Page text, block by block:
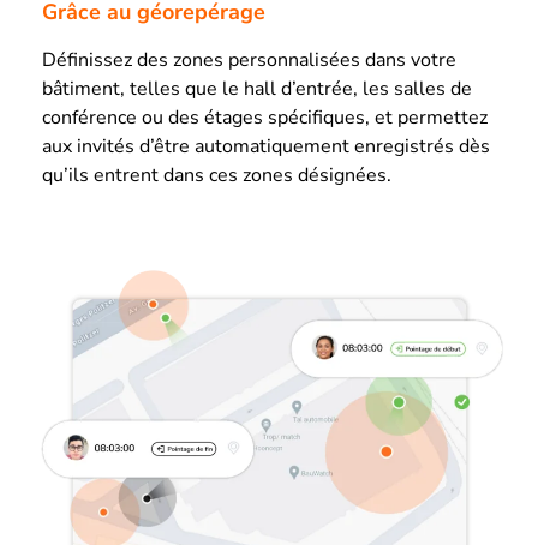
Grâce au géorepérage
Définissez des zones personnalisées dans votre
bâtiment, telles que le hall d’entrée, les salles de
conférence ou des étages spécifiques, et permettez
aux invités d’être automatiquement enregistrés dès
qu’ils entrent dans ces zones désignées.